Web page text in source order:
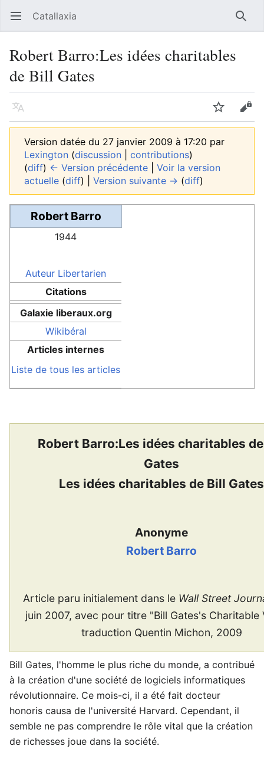
Ouvrir le menu principal Catallaxia
Robert Barro:Les idées charitables
de Bill Gates
Langue Suivre
Version datée du 27 janvier 2009 à 17:20 par
Lexington (discussion contributions)
(diff) ← Version précédente
Voir la version
actuelle (diff) | Version suivante → (diff)
Robert Barro
1944
Auteur Libertarien
Citations
Galaxie liberaux.org
Wikibéral
Articles internes
Liste de tous les articles
Robert Barro:Les idées charitables
Gates
Les idées charitables de Bill Gates
Anonyme
Robert Barro
Article paru initialement dans le Wall Street
juin 2007, avec pour titre "Bill Gates's Charitable
traduction Quentin Michon, 2009
Bill Gates, l'homme le plus riche du monde, a contribué
à la création d'une société de logiciels informatiques
révolutionnaire. Ce mois-ci, il a été fait docteur
honoris causa de l'université Harvard. Cependant, il
semble ne pas comprendre le rôle vital que la création
de richesses joue dans la société.